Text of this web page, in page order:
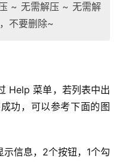
~ 无需解压 ~ 无需解
不要删除~
Help 菜单，若列表中出
功，可以参考下面的图
信息，2个按钮，1个勾